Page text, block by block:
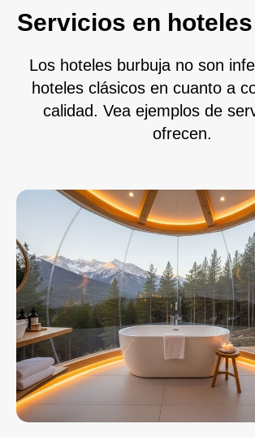
Servicios en
Los hoteles burbuja no son
hoteles clásicos en cuanto a
calidad. Vea ejemplos de
ofrecen.